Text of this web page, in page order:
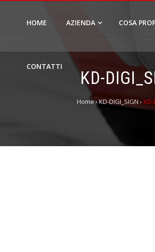
HOME AZIENDA COSA
CONTATTI
KD-
Home›KD-DIGI_SIGN ›KD-